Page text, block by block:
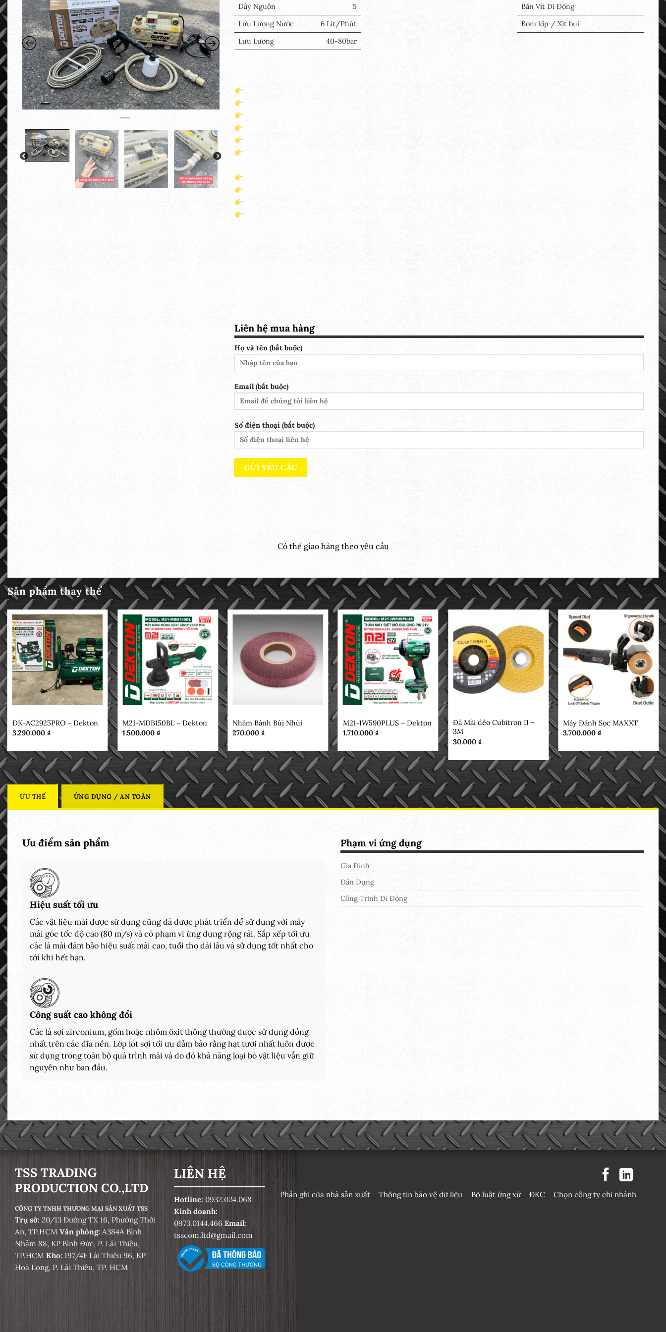
Dây Nguồn
5
Lưu Lượng Nước
6 Lít/Phút
Lưu Lượng
40-80bar
Bắn Vít Di Động
Bơm lốp / Xịt bụi
Áp lực điều chỉnh: 45-80bar
Liên hệ mua hàng
Họ và tên (bắt buộc)
Email (bắt buộc)
Số điện thoại (bắt buộc)
Có thể giao hàng theo yêu cầu
Sản phẩm thay thế
DK-AC2925PRO – Dekton
3.290.000 ₫
M21-MDB150BL – Dekton
1.500.000₫
Nhám Bánh Bùi Nhùi
270.000₫
M21-IW590PLUS – Dekton
1.710.000 ₫
Đá Mài dẻo Cubitron II –
3M
30.000₫
Máy Đánh Sọc MAXXT
3.700.000₫
ƯU THẾ ỨNG DỤNG / AN TOÀN
Ưu điểm sản phẩm
Hiệu suất tối ưu
Các vật liệu mài được sử dụng cũng đã được phát triển để sử dụng với máy
mài góc tốc độ cao (80 m/s) và có phạm vi ứng dụng rộng rãi. Sắp xếp tối ưu
các lá mài đảm bảo hiệu suất mài cao, tuổi thọ dài lâu và sử dụng tốt nhất cho
tới khi hết hạn.
Công suất cao không đổi
Các lá sợi zirconium, gốm hoặc nhôm ôxit thông thường được sử dụng đồng
nhất trên các đĩa nền. Lớp lót sợi tối ưu đảm bảo rằng hạt tươi nhất luôn được
sử dụng trong toàn bộ quá trình mài và do đó khả năng loại bỏ vật liệu vẫn giữ
nguyên như ban đầu.
Phạm vi ứng dụng
Gia Đình
Dân Dụng
Công Trình Di Động
TSS TRADING
PRODUCTION CO.,LTD
CÔNG TY TNHH THƯƠNG MẠI SẢN XUẤT TSS
Trụ sở: 20/13 Đường TX 16, Phường Thới
An, TP.HCM Văn phòng: A384A Bình
Nhâm 88, KP Bình Đức, P. Lái Thiêu,
TP.HCM Kho: 197/4F Lái Thiêu 96, KP
Hoà Long, P. Lái Thiêu, TP. HCM
LIÊN HỆ
Hotline: 0932.024.068
Kinh doanh:
0973.0144.466 Email:
tsscom.ltd@gmail.com
Phần ghi của nhà sản xuất Thông tin bảo vệ dữ liệu Bộ luật ứng xử ĐKC Chọn công ty chi nhánh